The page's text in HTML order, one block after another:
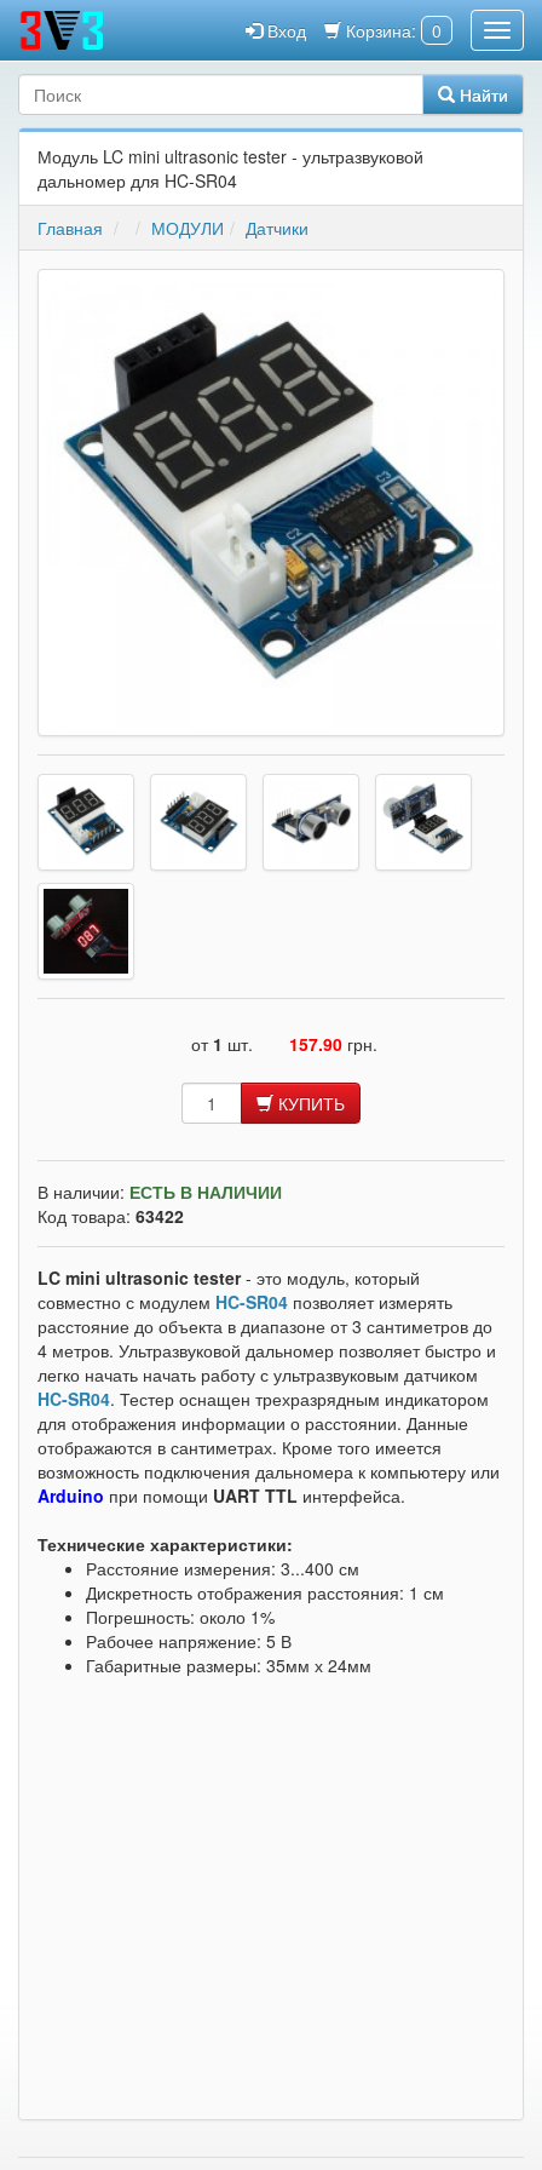
Корзина: 0
Вход
Найти
Модуль LC mini ultrasonic tester - ультразвуковой
дальномер для HC-SR04
Главная
МОДУЛИ Датчики
от 1 шт. 157.90 грн.
КУПИТЬ
В наличии: ЕСТЬ В НАЛИЧИИ
Код товара: 63422
LC mini ultrasonic tester- это модуль, который
совместно с модулем HC-SR04 позволяет измерять
расстояние до объекта в диапазоне от 3 сантиметров до
4 метров. Ультразвуковой дальномер позволяет быстро и
легко начать начать работу с ультразвуковым датчиком
HC-SR04. Тестер оснащен трехразрядным индикатором
для отображения информации о расстоянии. Данные
отображаются в сантиметрах. Кроме того имеется
возможность подключения дальномера к компьютеру или
Arduino при помощи UART TTL интерфейса.
Технические характеристики:
Расстояние измерения: 3...400 см
Дискретность отображения расстояния: 1 см
Погрешность: около 1%
Рабочее напряжение: 5 В
Габаритные размеры: 35мм х 24мм